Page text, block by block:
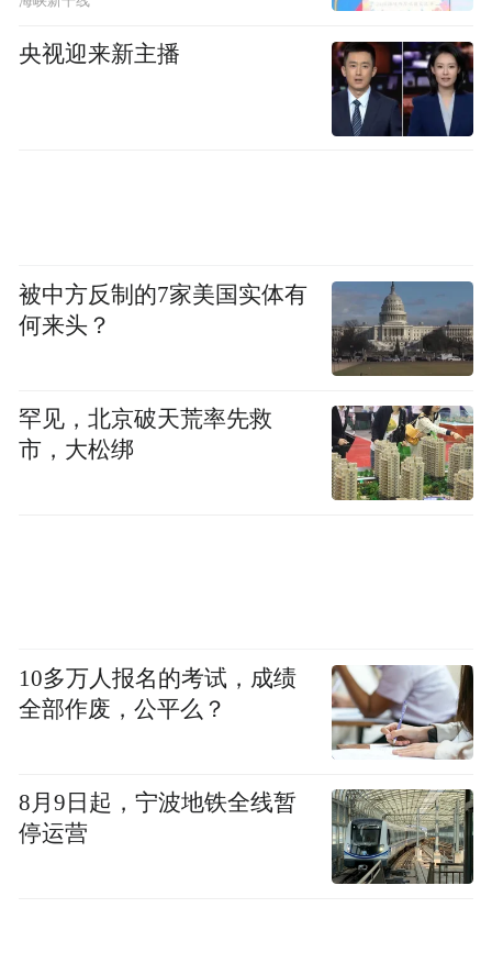
对王某驾车逆向行驶行为作出罚款二百元的
行政处罚，对其驾驶证一次记三分。
者系王某志（男，31岁，在青务工人员），8
月31日12时许，其途经市南区金坛路时，发
现涉事车辆，即对车辆及周边进行网络直
播，并编造“女当事人从家中下楼报警”的虚
假信息，后又将现场相关视频传播至网上，
导致“居家拘留”谣言大量传播。9月2日，根
四、关于现场视频中黑衣男子身份核查情况
网传，现场视频中黑衣男子为公安民警。经
调查核实，该男子为崂山区王哥庄街道青山
村居民林某瑞（与王某同村，个体经营业
主），事发时驾车路经现场，发现堵车严
央视迎来新主播
被中方反制的7家美国实体有
何来头？
罕见，北京破天荒率先救
市，大松绑
10多万人报名的考试，成绩
全部作废，公平么？
8月9日起，宁波地铁全线暂
停运营